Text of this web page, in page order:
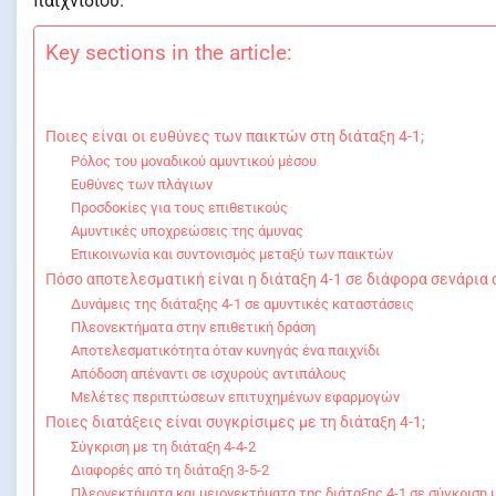
Key sections in the article:
Ποιες είναι οι ευθύνες των παικτών στη διάταξη 4-1;
Ρόλος του μοναδικού αμυντικού μέσου
Ευθύνες των πλάγιων
Προσδοκίες για τους επιθετικούς
Αμυντικές υποχρεώσεις της άμυνας
Επικοινωνία και συντονισμός μεταξύ των παικτών
Πόσο αποτελεσματική είναι η διάταξη 4-1 σε διάφορα σενάρια
Δυνάμεις της διάταξης 4-1 σε αμυντικές καταστάσεις
Πλεονεκτήματα στην επιθετική δράση
Αποτελεσματικότητα όταν κυνηγάς ένα παιχνίδι
Απόδοση απέναντι σε ισχυρούς αντιπάλους
Μελέτες περιπτώσεων επιτυχημένων εφαρμογών
Ποιες διατάξεις είναι συγκρίσιμες με τη διάταξη 4-1;
Σύγκριση με τη διάταξη 4-4-2
Διαφορές από τη διάταξη 3-5-2